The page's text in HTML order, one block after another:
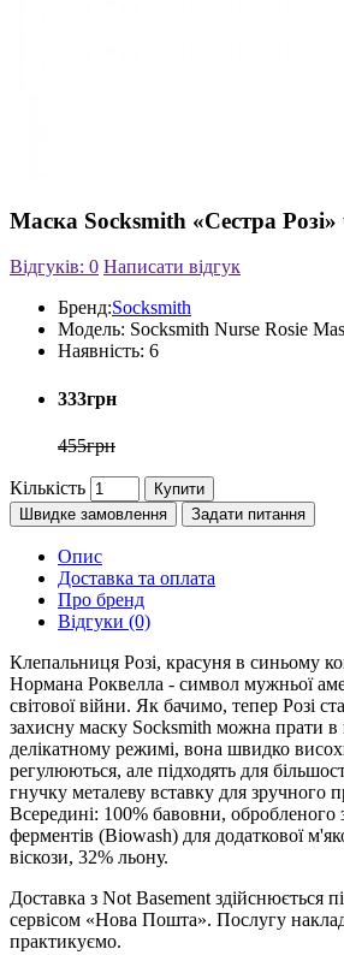
Маска Socksmith «Сестра Розі»
Відгуків: 0 Написати відгук
Бренд:Socksmith
Модель: Socksmith Nurse Rosie
Наявність: 6
333грн
455грн
Кількість
Купити
Швидке замовлення
Задати питання
Опис
Доставка та оплата
Про бренд
Відгуки (0)
Клепальниця Розі, красуня в синьому
Нормана Роквелла - символ мужньої
світової війни. Як бачимо, тепер Розі
захисну маску Socksmith можна прати
делікатному режимі, вона швидко
регулюються, але підходять для
гнучку металеву вставку для зручного
Всередині: 100% бавовни,
ферментів (Biowash) для додаткової
віскози, 32% льону.
Доставка з Not Basement здійснюється
сервісом «Нова Пошта». Послугу
практикуємо.